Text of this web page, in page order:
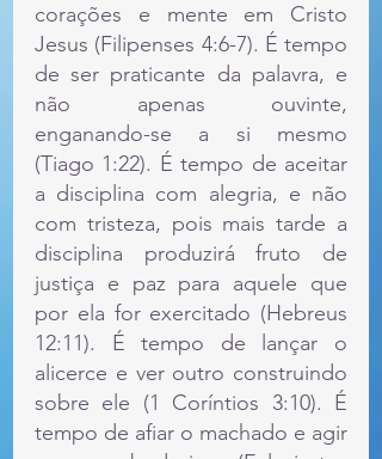
corações e mente em Cristo
Jesus (Filipenses 4:6-7). É tempo
de ser praticante da palavra, e
não apenas ouvinte,
enganando-se a si mesmo
(Tiago 1:22). É tempo de aceitar
a disciplina com alegria, e não
com tristeza, pois mais tarde a
disciplina produzirá fruto de
justiça e paz para aquele que
por ela for exercitado (Hebreus
12:11). É tempo de lançar o
alicerce e ver outro construindo
sobre ele (1 Coríntios 3:10). É
tempo de afiar o machado e agir